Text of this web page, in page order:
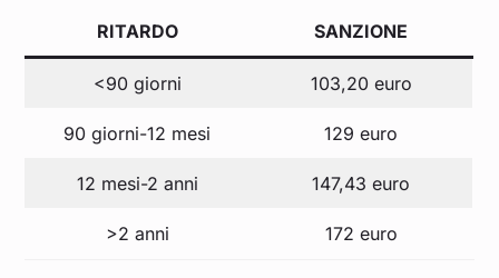
RITARDO SANZIONE
<90 giorni 103,20 euro
90 giorni-12 mesi 129 euro
12 mesi-2 anni 147,43 euro
>2 anni 172 euro